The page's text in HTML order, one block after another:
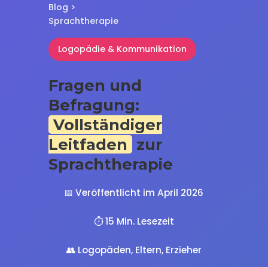
Blog >
Sprachtherapie
Logopädie & Kommunikation
Fragen und
Befragung:
Vollständiger
Leitfaden zur
Sprachtherapie
📅 Veröffentlicht im April 2026
⏱️ 15 Min. Lesezeit
👥 Logopäden, Eltern, Erzieher